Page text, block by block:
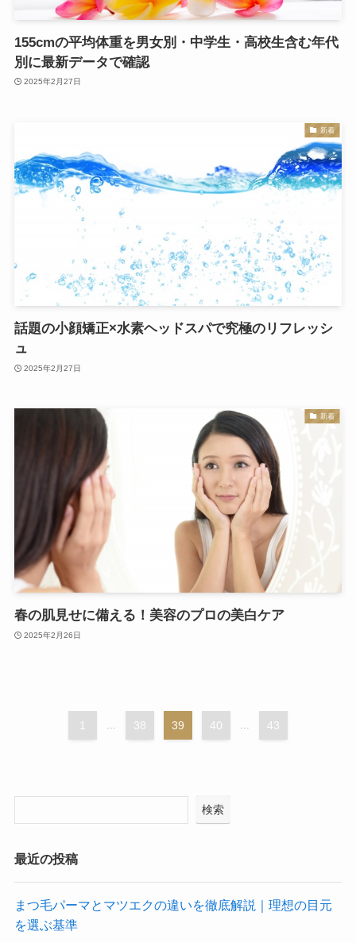
155cmの平均体重を男女別・中学生・高校生含む年代
別に最新データで確認
2025年2月27日
新着
話題の小顔矯正×水素ヘッドスパで究極のリフレッシ
ュ
2025年2月27日
新着
春の肌見せに備える！美容のプロの美白ケア
2025年2月26日
1 ... 38 39 40 ... 43
検索
最近の投稿
まつ毛パーマとマツエクの違いを徹底解説｜理想の目元
を選ぶ基準